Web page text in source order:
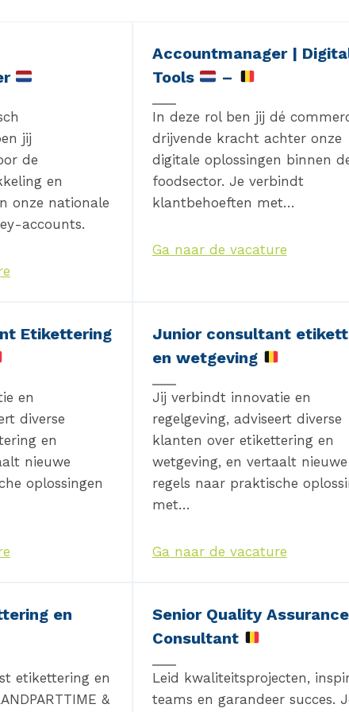
jij
de
en
onze nationale
accounts.
Accountmanager |
Tools
–
In deze rol ben jij dé
drijvende kracht achter onze
digitale oplossingen binnen
foodsector. Je verbindt
klantbehoeften met…
Ga naar de vacature
Etikettering
en
diverse
en
nieuwe
oplossingen
Junior consultant
en wetgeving
Jij verbindt innovatie en
regelgeving, adviseert diverse
klanten over etikettering en
wetgeving, en vertaalt nieuwe
regels naar praktische
met…
Ga naar de vacature
en
etikettering en
&
Senior Quality Assurance
Consultant
Leid kwaliteitsprojecten,
teams en garandeer succes.